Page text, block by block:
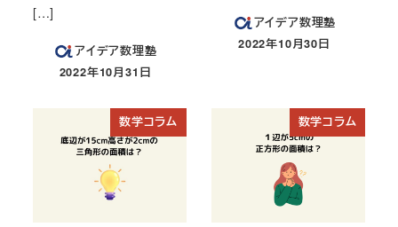
[…]
アイデア数理塾
投稿日
2022年10月31日
アイデア数理塾
投稿日
2022年10月30日
数学コラム 数学コラム